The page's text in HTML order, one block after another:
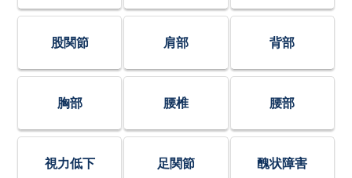
股関節 肩部 背部
胸部 腰椎 腰部
視力低下 足関節 醜状障害